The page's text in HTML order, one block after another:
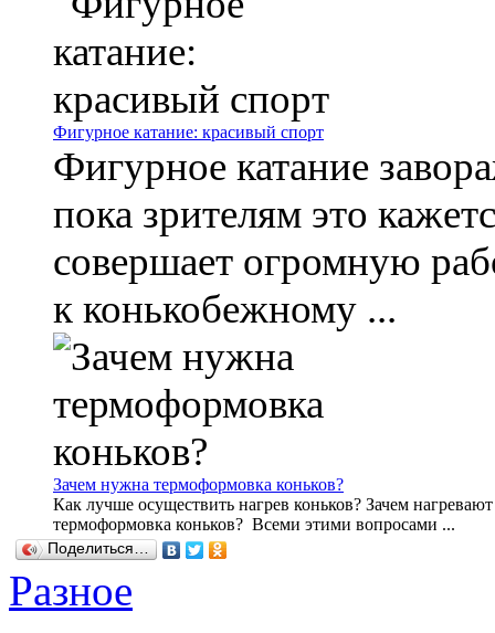
Фигурное катание: красивый спорт
Фигурное катание
пока зрителям это
совершает огромную
к конькобежному ...
Зачем нужна термоформовка коньков?
Как лучше осуществить нагрев коньков? Зачем
термоформовка коньков? Всеми этими вопросами ...
Поделиться…
Разное